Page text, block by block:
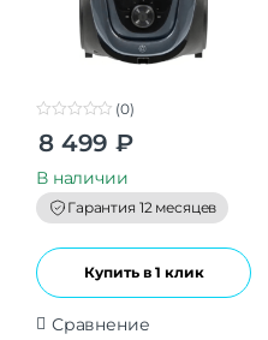
o
t
o
f
5
(0)
8 499 ₽
В наличии
Гарантия 12 месяцев
Купить в 1 клик
Сравнение